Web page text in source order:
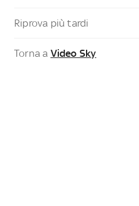
Riprova più tardi
Torna a Video Sky